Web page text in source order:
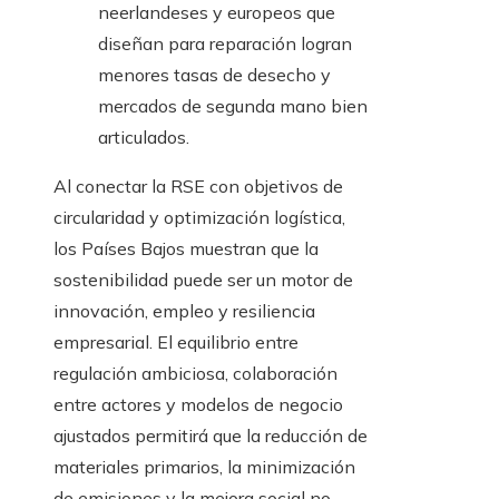
neerlandeses y europeos que
diseñan para reparación logran
menores tasas de desecho y
mercados de segunda mano bien
articulados.
Al conectar la RSE con objetivos de
circularidad y optimización logística,
los Países Bajos muestran que la
sostenibilidad puede ser un motor de
innovación, empleo y resiliencia
empresarial. El equilibrio entre
regulación ambiciosa, colaboración
entre actores y modelos de negocio
ajustados permitirá que la reducción de
materiales primarios, la minimización